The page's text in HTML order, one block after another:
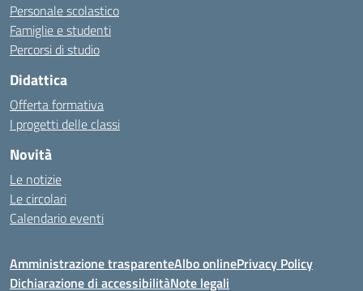
Personale scolastico
Famiglie e studenti
Percorsi di studio
Didattica
Offerta formativa
I progetti delle classi
Novità
Le notizie
Le circolari
Calendario eventi
Amministrazione trasparenteAlbo onlinePrivacy Policy
Dichiarazione di accessibilitàNote legali